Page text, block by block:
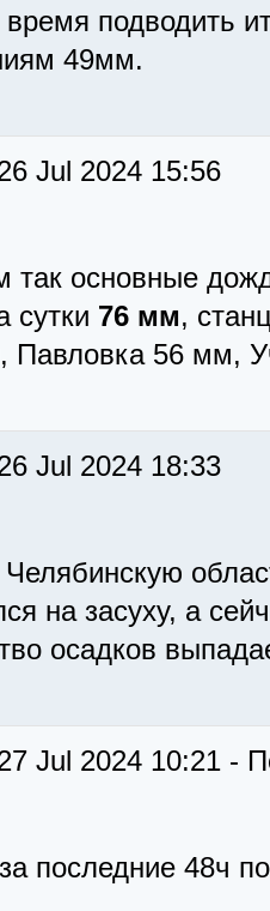
подводить
49мм.
Jul 2024 15:56
так основные
сутки 76 мм,
Павловка 56 мм,
Jul 2024 18:33
на засуху, а
осадков
Jul 2024 10:21 -
последние 48ч